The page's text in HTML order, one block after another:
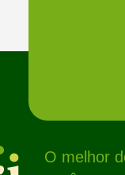
O melhor